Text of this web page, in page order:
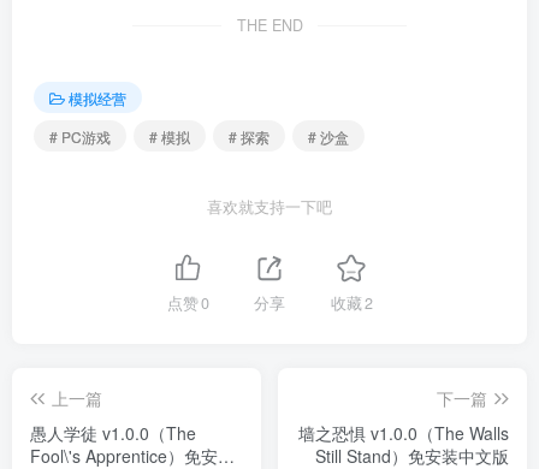
THE END
模拟经营
# PC游戏
# 模拟 # 探索 # 沙盒
喜欢就支持一下吧
点赞0 分享 收藏2
上一篇
愚人学徒 v1.0.0（The
Fool\'s Apprentice）免安装
下一篇
墙之恐惧 v1.0.0（The Walls
Still Stand）免安装中文版